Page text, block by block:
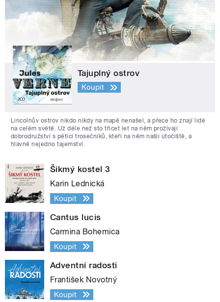
Tajuplný ostrov
Koupit
Lincolnův ostrov nikdo nikdy na mapě nenašel, a přece ho znají lidé
na celém světě. Už déle než sto třicet let na něm prožívají
dobrodružství s pěticí trosečníků, kteří na něm našli útočiště, a
hlavně nejedno tajemství.
Šikmý kostel 3
Karin Lednická
Koupit
Cantus lucis
Carmina Bohemica
Koupit
Adventní radosti
František Novotný
Koupit